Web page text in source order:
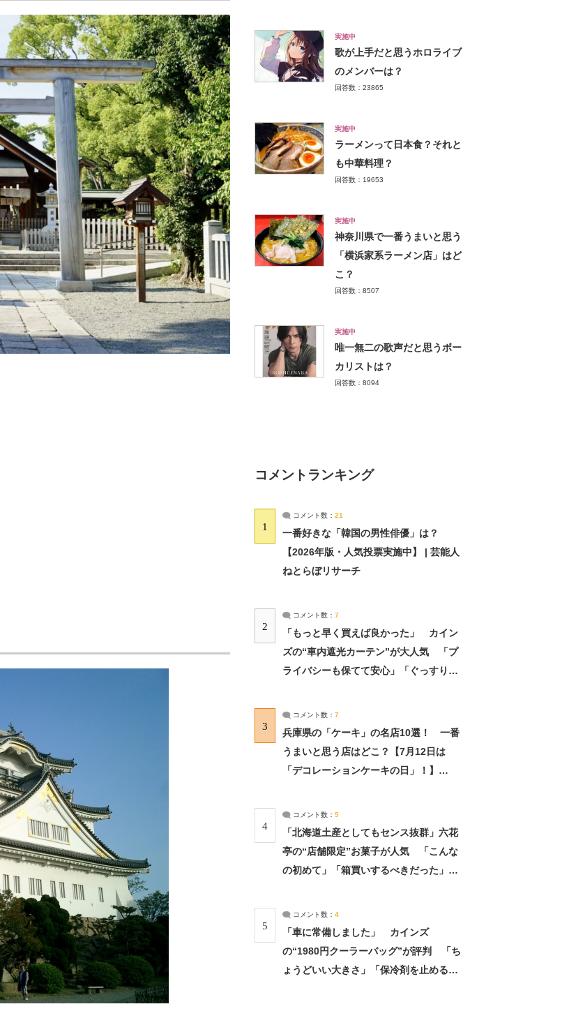
実施中
歌が上手だと思うホロライブ
のメンバーは？
回答数：23865
実施中
ラーメンって日本食？それと
も中華料理？
回答数：19653
実施中
神奈川県で一番うまいと思う
「横浜家系ラーメン店」はど
こ？
回答数：8507
実施中
唯一無二の歌声だと思うボー
カリストは？
回答数：8094
コメントランキング
1
コメント数： 21
一番好きな「韓国の男性俳優」は？
【2026年版・人気投票実施中】 | 芸能人
ねとらぼリサーチ
2
コメント数： 7
「もっと早く買えば良かった」 カイン
ズの“車内遮光カーテン”が大人気 「プ
ライバシーも保てて安心」「ぐっすり眠
3
コメント数： 7
兵庫県の「ケーキ」の名店10選！ 一番
うまいと思う店はどこ？【7月12日は
「デコレーションケーキの日」！】
4
コメント数： 5
「北海道土産としてもセンス抜群」六花
亭の“店舗限定”お菓子が人気 「こんな
の初めて」「箱買いするべきだった」
5
コメント数： 4
「車に常備しました」 カインズ
の“1980円クーラーバッグ”が評判 「ち
ょうどいい大きさ」「保冷剤を止めるベ